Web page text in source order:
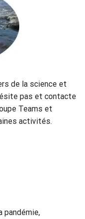
de la science et
pas et contacte
Teams et
activités.
pandémie,